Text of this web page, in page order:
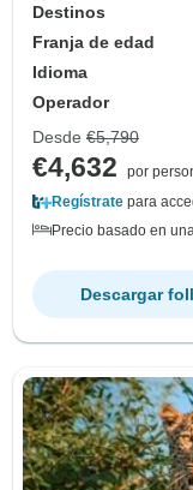
Destinos
Franja de edad
Idioma
Operador
Desde €5,790
€4,632
por
Regístrate para
Precio basado en
Descargar